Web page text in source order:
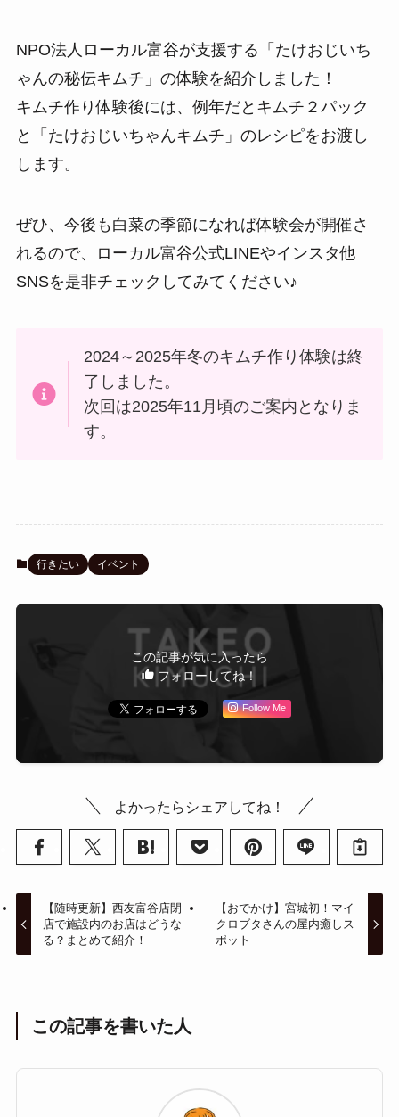
NPO法人ローカル富谷が支援する「たけおじいち
ゃんの秘伝キムチ」の体験を紹介しました！
キムチ作り体験後には、例年だとキムチ２パック
と「たけおじいちゃんキムチ」のレシピをお渡し
します。
ぜひ、今後も白菜の季節になれば体験会が開催さ
れるので、ローカル富谷公式LINEやインスタ他
SNSを是非チェックしてみてください♪
2024～2025年冬のキムチ作り体験は終
了しました。
次回は2025年11月頃のご案内となりま
す。
行きたい イベント
この記事が気に入ったら
フォローしてね！
Follow Me
よかったらシェアしてね！
【随時更新】西友富谷店閉
店で施設内のお店はどうな
る？まとめて紹介！
【おでかけ】宮城初！マイ
クロブタさんの屋内癒しス
ポット
この記事を書いた人